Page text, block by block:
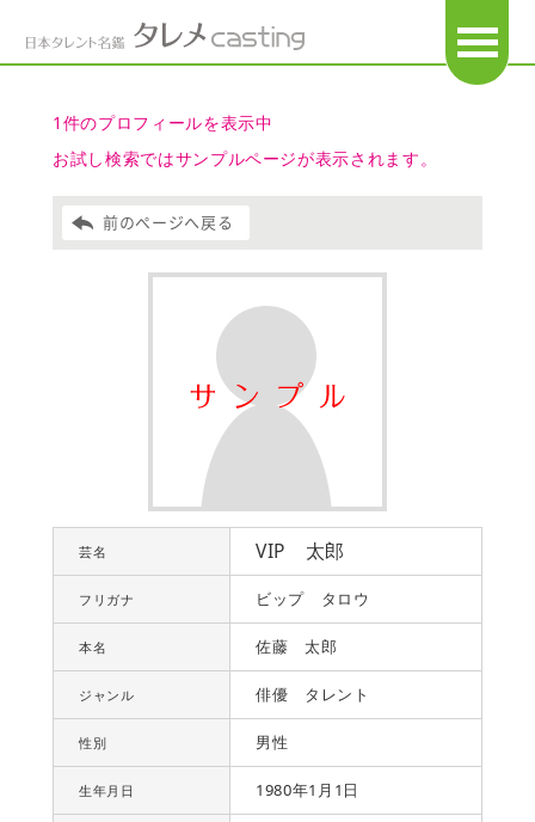
1件のプロフィールを表示中
お試し検索ではサンプルページが表示されます。
前のページへ戻る
芸名 VIP 太郎
フリガナ ビップ タロウ
本名 佐藤 太郎
ジャンル 俳優 タレント
性別 男性
生年月日 1980年1月1日